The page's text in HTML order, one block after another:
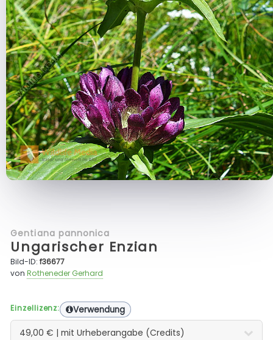
Gentiana pannonica
Ungarischer Enzian
Bild-ID:f36677
vonRotheneder Gerhard
Einzellizenz: Verwendung